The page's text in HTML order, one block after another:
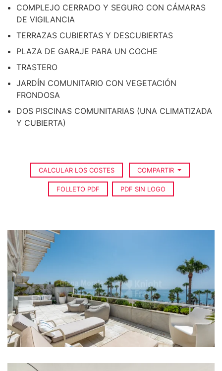
COMPLEJO CERRADO Y SEGURO CON CÁMARAS
DE VIGILANCIA
TERRAZAS CUBIERTAS Y DESCUBIERTAS
PLAZA DE GARAJE PARA UN COCHE
TRASTERO
JARDÍN COMUNITARIO CON VEGETACIÓN
FRONDOSA
DOS PISCINAS COMUNITARIAS (UNA CLIMATIZADA
Y CUBIERTA)
CALCULAR LOS COSTES COMPARTIR
FOLLETO PDF PDF SIN LOGO